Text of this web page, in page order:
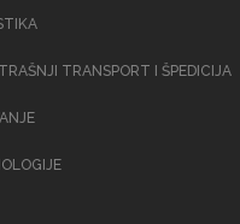
TRANSPORT I ŠPEDICIJA